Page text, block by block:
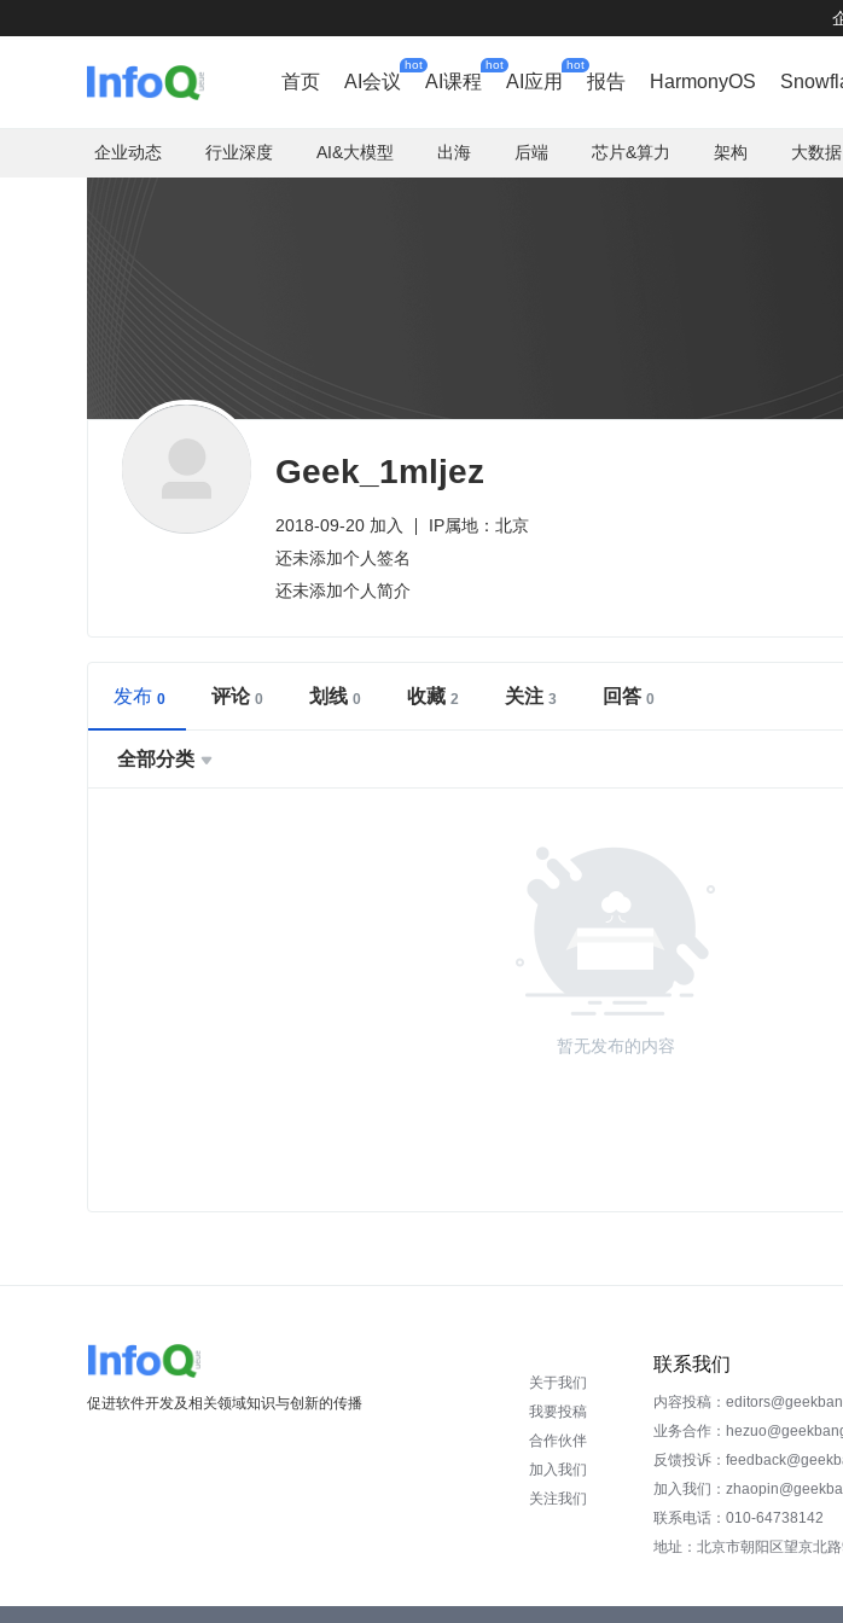
首页 AI会议
hot
AI课程
hot
AI应用
hot
报告 HarmonyOS
企业动态 行业深度 AI&大模型 出海 后端 芯片&算力 架构 大数据
Geek_1mljez
2018-09-20 加入
IP属地：北京
还未添加个人签名
还未添加个人简介
发布 评论 划线 收藏 关注 回答
全部分类 
暂无发布的内容
促进软件开发及相关领域知识与创新的传播
关于我们
我要投稿
合作伙伴
加入我们
关注我们
联系我们
内容投稿：
业务合作：
反馈投诉：
加入我们：
联系电话：010-64738142
地址：北京市朝阳区望京北